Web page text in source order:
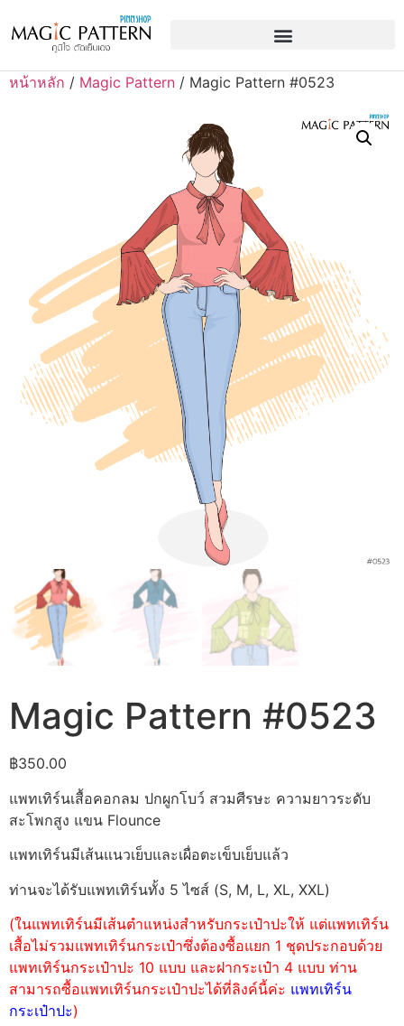
หน้าหลัก / Magic Pattern / Magic Pattern #0523
Magic Pattern #0523
฿350.00
แพทเทิร์นเสื้อคอกลม ปกผูกโบว์ สวมศีรษะ ความยาวระดับ
สะโพกสูง แขน Flounce
แพทเทิร์นมีเส้นแนวเย็บและเผื่อตะเข็บเย็บแล้ว
ท่านจะได้รับแพทเทิร์นทั้ง 5 ไซส์ (S, M, L, XL, XXL)
(ในแพทเทิร์นมีเส้นตำแหน่งสำหรับกระเป๋าปะให้ แต่แพทเทิร์น
เสื้อไม่รวมแพทเทิร์นกระเป๋าซึ่งต้องซื้อแยก 1 ชุดประกอบด้วย
แพทเทิร์นกระเป๋าปะ 10 แบบ และฝากระเป๋า 4 แบบ ท่าน
สามารถซื้อแพทเทิร์นกระเป๋าปะได้ที่ลิงค์นี้ค่ะ แพทเทิร์น
กระเป๋าปะ)